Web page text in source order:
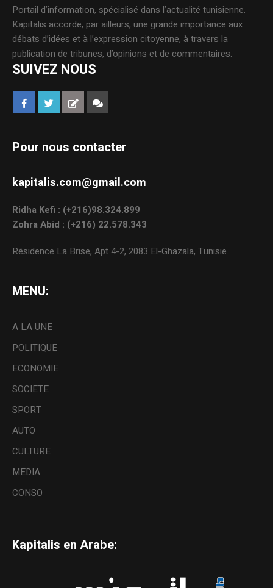
Portail d’information, spécialisé dans l’actualité tunisienne.
Kapitalis accorde, par ailleurs, une grande importance aux
débats d’idées et à l’expression citoyenne, à travers la
publication de tribunes, d’opinions et de commentaires.
SUIVEZ NOUS
Pour nous contacter
kapitalis.com@gmail.com
Ridha Kefi : (+216)98.324.899
Zohra Abid : (+216) 22.578.343
Résidence La Brise, Apt 4-2, 2083 El-Ghazala, Tunisie.
MENU:
A LA UNE
POLITIQUE
ECONOMIE
SOCIETE
SPORT
AUTO
CULTURE
MEDIA
CONSO
Kapitalis en Arabe: